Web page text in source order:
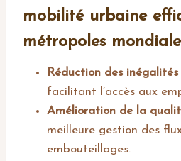
mobilité urbaine
métropoles
Réduction des
facilitant l’accès aux
Amélioration de la
meilleure gestion des
embouteillages.